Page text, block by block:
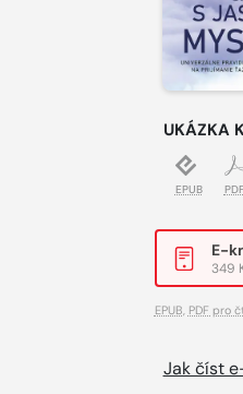
UKÁZKA
EPUB
E-
349
EPUB, PDF pro
Jak číst